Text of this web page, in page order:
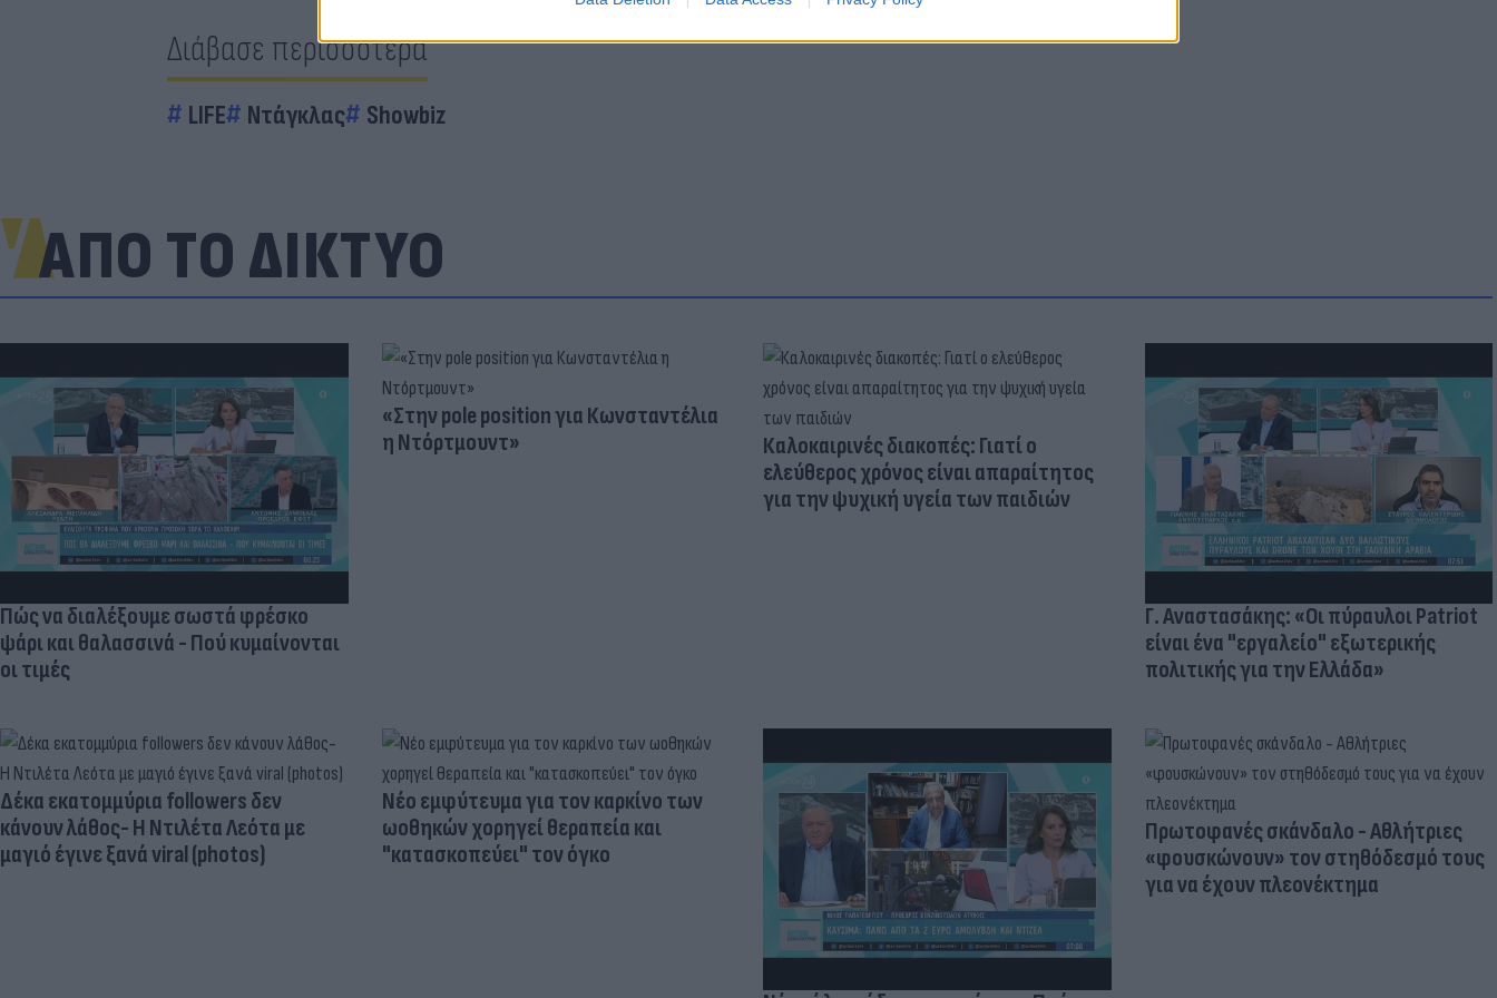
Διάβασε περισσότερα
LIFE Ντάγκλας Showbiz
ΑΠΟ ΤΟ ΔΙΚΤΥΟ
Πώς να διαλέξουμε σωστά φρέσκο
ψάρι και θαλασσινά - Πού κυμαίνονται
οι τιμές
«Στην pole position για Κωνσταντέλια
η Ντόρτμουντ»
Καλοκαιρινές διακοπές: Γιατί ο
ελεύθερος χρόνος είναι απαραίτητος
για την ψυχική υγεία των παιδιών
Γ. Αναστασάκης: «Οι πύραυλοι Patriot
είναι ένα "εργαλείο" εξωτερικής
πολιτικής για την Ελλάδα»
Δέκα εκατομμύρια followers δεν
κάνουν λάθος- Η Ντιλέτα Λεότα με
μαγιό έγινε ξανά viral (photos)
Νέο εμφύτευμα για τον καρκίνο των
ωοθηκών χορηγεί θεραπεία και
"κατασκοπεύει" τον όγκο
Πρωτοφανές σκάνδαλο - Aθλήτριες
«φουσκώνουν» τον στηθόδεσμό τους
για να έχουν πλεονέκτημα